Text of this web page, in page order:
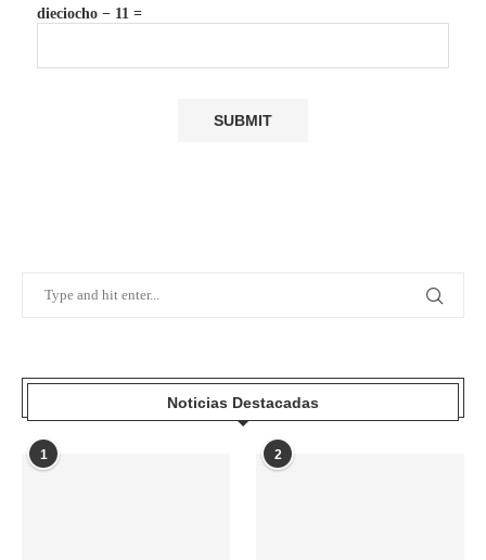
dieciocho − 11 =
Noticias Destacadas
1 2